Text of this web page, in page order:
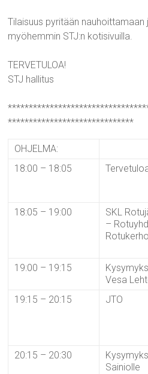
Tilaisuus pyritään
myöhemmin STJ:n kotisivuilla.
TERVETULOA!
STJ hallitus
******************************
OHJELMA:
18:00 – 18:05
18:05 – 19:00
SKL
–
19:00 – 19:15
Vesa
19:15 – 20:15
JTO
20:15 – 20:30
Sainiolle